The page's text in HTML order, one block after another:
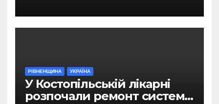
РІВНЕНЩИНА УКРАЇНА
У Костопільській лікарні
розпочали ремонт системи